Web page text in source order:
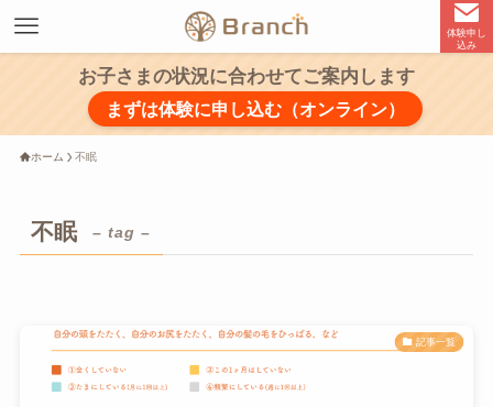
体験申し
込み
お子さまの状況に合わせてご案内します
まずは体験に申し込む（オンライン）
ホーム 不眠
不眠 – tag –
記事一覧